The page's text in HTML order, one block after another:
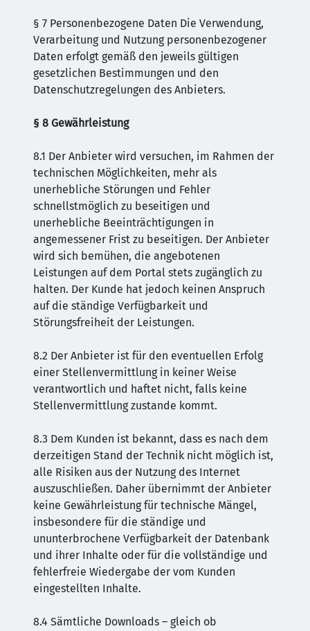
§ 7 Personenbezogene Daten Die Verwendung,
Verarbeitung und Nutzung personenbezogener
Daten erfolgt gemäß den jeweils gültigen
gesetzlichen Bestimmungen und den
Datenschutzregelungen des Anbieters.
§ 8 Gewährleistung
8.1 Der Anbieter wird versuchen, im Rahmen der
technischen Möglichkeiten, mehr als
unerhebliche Störungen und Fehler
schnellstmöglich zu beseitigen und
unerhebliche Beeinträchtigungen in
angemessener Frist zu beseitigen. Der Anbieter
wird sich bemühen, die angebotenen
Leistungen auf dem Portal stets zugänglich zu
halten. Der Kunde hat jedoch keinen Anspruch
auf die ständige Verfügbarkeit und
Störungsfreiheit der Leistungen.
8.2 Der Anbieter ist für den eventuellen Erfolg
einer Stellenvermittlung in keiner Weise
verantwortlich und haftet nicht, falls keine
Stellenvermittlung zustande kommt.
8.3 Dem Kunden ist bekannt, dass es nach dem
derzeitigen Stand der Technik nicht möglich ist,
alle Risiken aus der Nutzung des Internet
auszuschließen. Daher übernimmt der Anbieter
keine Gewährleistung für technische Mängel,
insbesondere für die ständige und
ununterbrochene Verfügbarkeit der Datenbank
und ihrer Inhalte oder für die vollständige und
fehlerfreie Wiedergabe der vom Kunden
eingestellten Inhalte.
8.4 Sämtliche Downloads – gleich ob